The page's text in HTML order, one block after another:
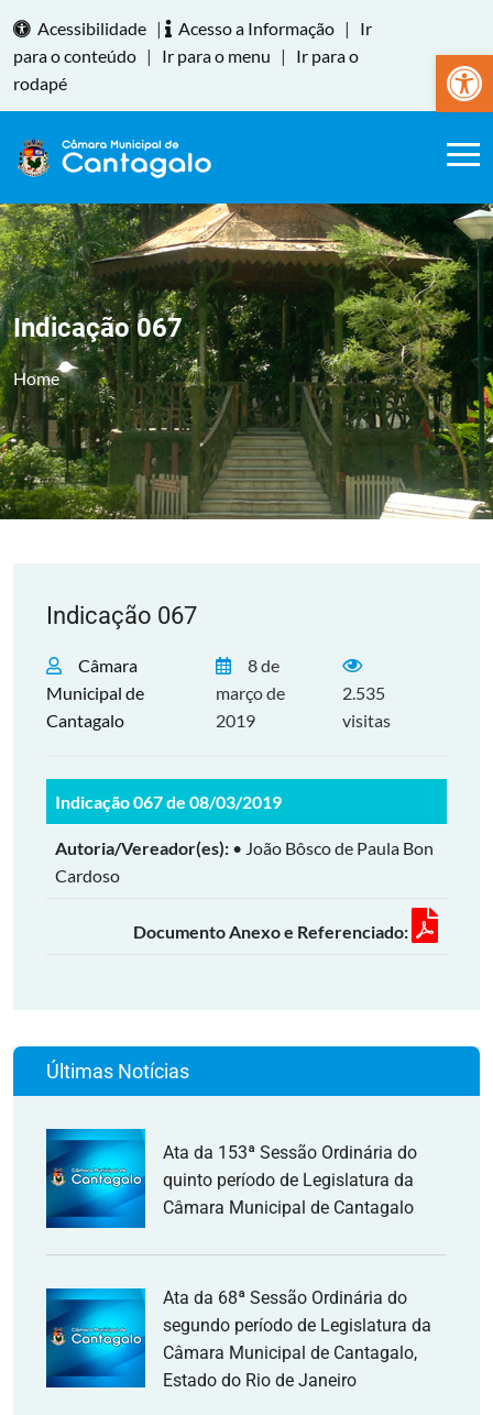
Abrir
Acessibilidade | Acesso a Informação |
Ir
para o conteúdo | Ir para o menu |
Ir para o
rodapé
Indicação 067
Home
Indicação 067
Câmara
Municipal de
Cantagalo
8 de
março de
2019
2.535
visitas
Indicação 067 de 08/03/2019
Autoria/Vereador(es): • João Bôsco de Paula Bon
Cardoso
Documento Anexo e Referenciado:
Últimas Notícias
Ata da 153ª Sessão Ordinária do
quinto período de Legislatura da
Câmara Municipal de Cantagalo
Ata da 68ª Sessão Ordinária do
segundo período de Legislatura da
Câmara Municipal de Cantagalo,
Estado do Rio de Janeiro